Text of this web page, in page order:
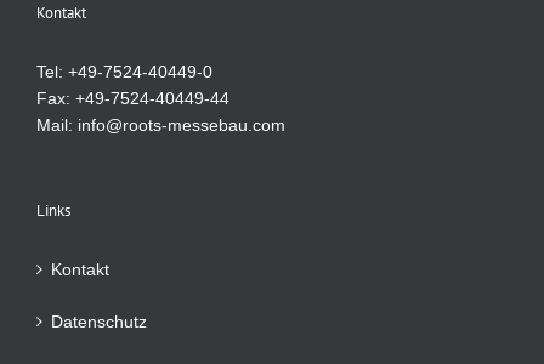
Kontakt
Tel: +49-7524-40449-0
Fax: +49-7524-40449-44
Mail: info@roots-messebau.com
Links
Kontakt
Datenschutz